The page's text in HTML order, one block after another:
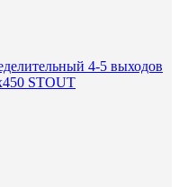
4-5 выходов
STOUT